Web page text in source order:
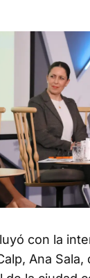
con la
Ana Sala,